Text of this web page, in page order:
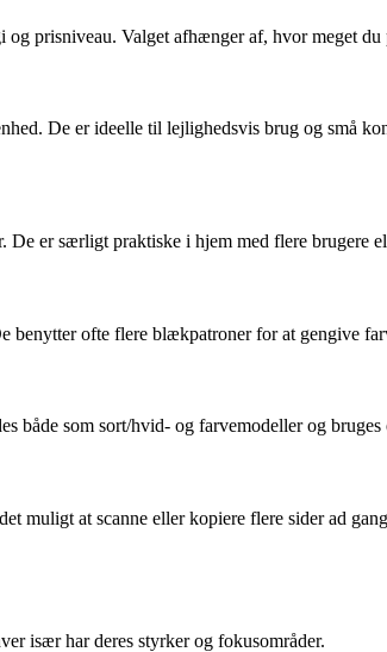
prisniveau. Valget afhænger af, hvor meget
De er ideelle til lejlighedsvis brug og små
er særligt praktiske i hjem med flere brugere
ofte flere blækpatroner for at gengive
både som sort/hvid- og farvemodeller og
at scanne eller kopiere flere sider ad
især har deres styrker og fokusområder.